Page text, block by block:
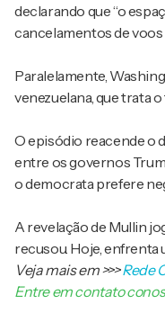
declarando que “o
cancelamentos de voos
Paralelamente,
venezuelana, que trata
O episódio reacende o
entre os governos
o democrata prefere
A revelação de Mullin
recusou. Hoje, enfrenta
Veja mais em>>>Rede
Entre em contato